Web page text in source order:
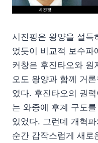
시진핑은 왕양을 설득
었듯이 비교적 보수파
커창은 후진타오와 원
오도 왕양과 함께 거
였다. 후진타오의 권
는 와중에 후계 구도
있었다. 그런데 개혁
순간 갑작스럽게 새로